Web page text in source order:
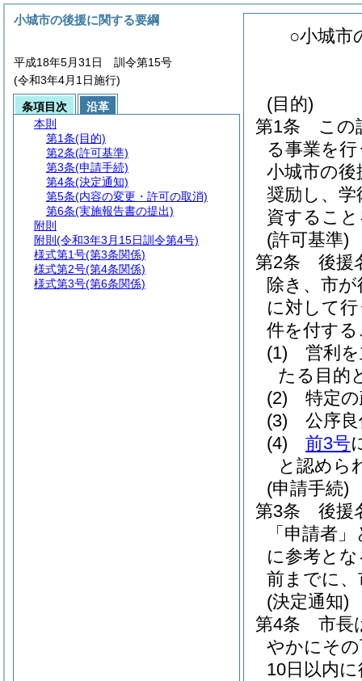
○小城市
(目的)
第1条
この
る事業を
小城市の
奨励し、
資するこ
(許可基準)
第2条
後援
除き、市
に対して
件を付す
(1)
営利
たる目的
(2)
特定
(3)
公序
(4)
前3号
と認めら
(申請手続)
第3条
後援
「申請者
に参考と
前までに
(決定通知)
第4条
市長
やかにそ
10日以内
小城市の後援に関する要綱
平成18年5月31日 訓令第15号
(令和3年4月1日施行)
条項目次
沿革
本則
第1条(目的)
第2条(許可基準)
第3条(申請手続)
第4条(決定通知)
第5条(内容の変更・許可の取消)
第6条(実施報告書の提出)
附則
附則 (令和3年3月15日訓令第4号)
様式第1号(第3条関係)
様式第2号(第4条関係)
様式第3号(第6条関係)